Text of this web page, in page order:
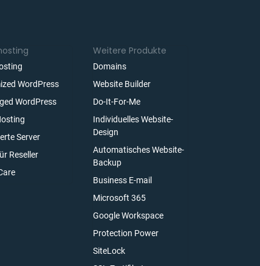
WordPress
WordPress
Server
Reseller
Weitere Produkte
Domains
Website Builder
Do-It-For-Me
Individuelles Website-
Design
Automatisches Website-
Backup
Business E-mail
Microsoft 365
Google Workspace
Protection Power
SiteLock